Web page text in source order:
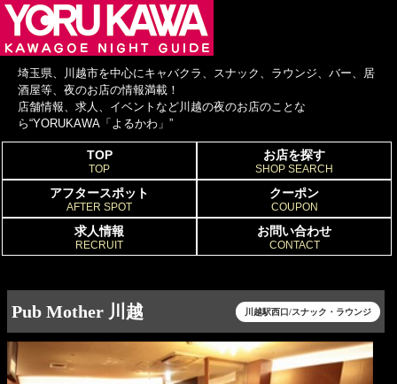
埼玉県、川越市を中心にキャバクラ、スナック、ラウンジ、バー、居
酒屋等、夜のお店の情報満載！
店舗情報、求人、イベントなど川越の夜のお店のことな
ら“YORUKAWA「よるかわ」”
TOP
TOP
お店を探す
SHOP SEARCH
アフタースポット
AFTER SPOT
クーポン
COUPON
求人情報
RECRUIT
お問い合わせ
CONTACT
Pub Mother 川越 川越駅西口/スナック・ラウンジ